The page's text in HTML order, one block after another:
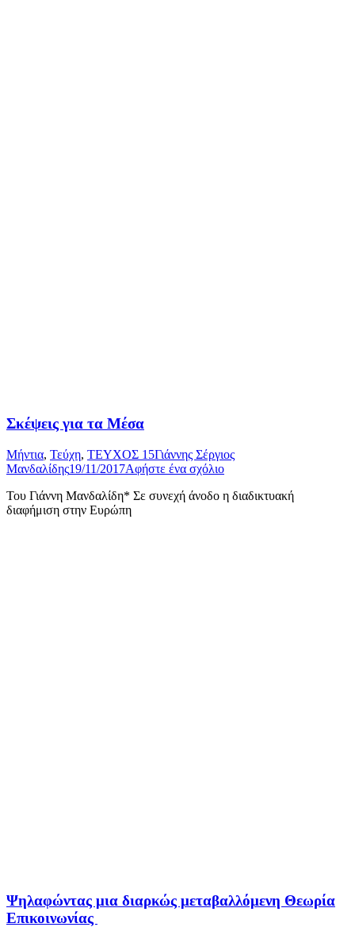
Σκέψεις για τα Μέσα
Μήντια, Τεύχη, ΤΕΥΧΟΣ 15Γιάννης Σέργιος
Μανδαλίδης19/11/2017Αφήστε ένα σχόλιο
Του Γιάννη Μανδαλίδη* Σε συνεχή άνοδο η διαδικτυακή
διαφήμιση στην Ευρώπη
Ψηλαφώντας μια διαρκώς μεταβαλλόμενη Θεωρία
Επικοινωνίας